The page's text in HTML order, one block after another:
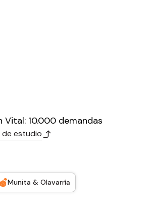
Vital: 10.000 demandas
de estudio
Munita & Olavarría